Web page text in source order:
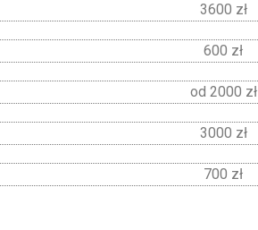
3600 zł
600 zł
od 2000 zł
3000 zł
700 zł